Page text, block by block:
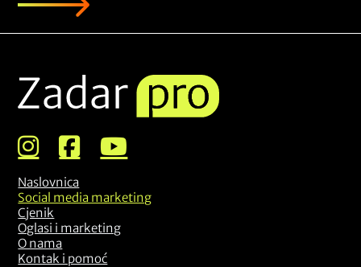
Naslovnica
Social media marketing
Cjenik
Oglasi i marketing
O nama
Kontak i pomoć